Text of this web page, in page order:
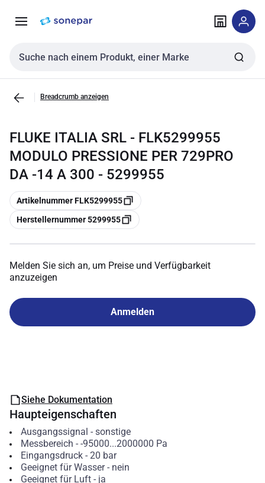
NavigationInhalt
Sucheingabe
Breadcrumb anzeigen
FLUKE ITALIA SRL - FLK5299955
MODULO PRESSIONE PER 729PRO
DA -14 A 300 - 5299955
Kopieren
Artikelnummer FLK5299955
Kopieren
Herstellernummer 5299955
Melden Sie sich an, um Preise und Verfügbarkeit
anzuzeigen
Anmelden
Siehe Dokumentation
Haupteigenschaften
Ausgangssignal - sonstige
Messbereich - -95000...2000000 Pa
Eingangsdruck- 20 bar
Geeignet für Wasser- nein
Geeignet für Luft- ja